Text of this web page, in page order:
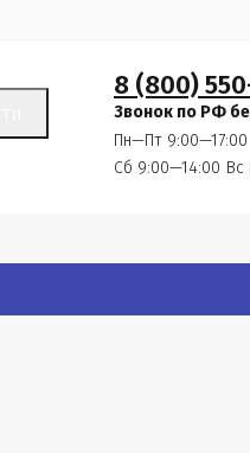
8 (800)
Звонок по РФ
Пн—Пт 9:00—17:00
Сб 9:00—14:00 Вс